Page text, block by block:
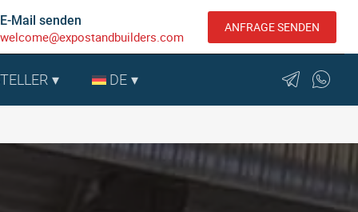
E-Mail senden
welcome@expostandbuilders.com
ANFRAGE SENDEN
DE